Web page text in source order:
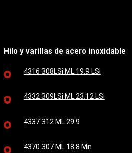
Hilo y varillas de acero inoxidable
4316 308LSi ML 19.9 LSi
4332 309LSi ML 23.12 LSi
4337 312 ML 29.9
4370 307 ML 18.8 Mn